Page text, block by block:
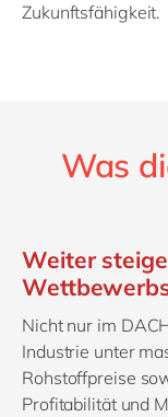
Zukunftsfähigkeit.
Was
Weiter
Nicht nur im
Industrie unter
Rohstoffpreise
Profitabilität und